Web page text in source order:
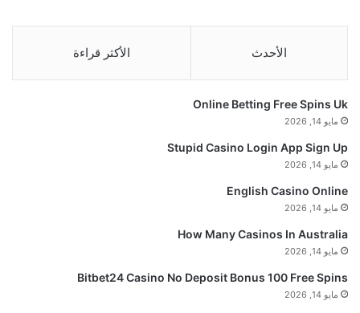
الأحدث الأكثر قراءة
Online Betting Free Spins Uk
مايو 14, 2026
Stupid Casino Login App Sign Up
مايو 14, 2026
English Casino Online
مايو 14, 2026
How Many Casinos In Australia
مايو 14, 2026
Bitbet24 Casino No Deposit Bonus 100 Free Spins
مايو 14, 2026